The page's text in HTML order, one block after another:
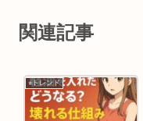
関連記事
⭐︎トレンド